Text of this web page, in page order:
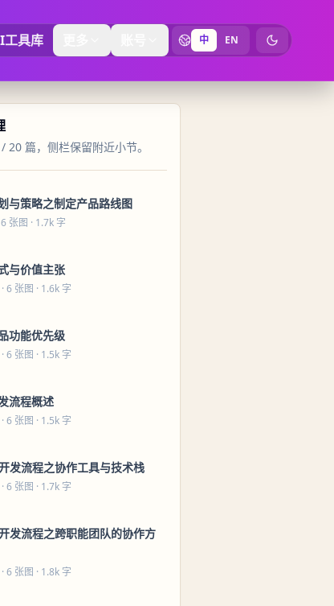
工具库 中 EN 切换为暗黑
20 篇，侧栏保留附近小节。
与策略之制定产品路线图
6 张图 · 1.7k 字
与价值主张
· 6 张图 · 1.6k 字
功能优先级
· 6 张图 · 1.5k 字
流程概述
· 6 张图 · 1.5k 字
发流程之协作工具与技术栈
· 6 张图 · 1.7k 字
发流程之跨职能团队的协作方
· 6 张图 · 1.8k 字